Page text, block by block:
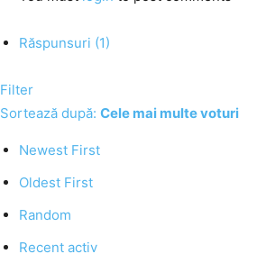
Răspunsuri (1)
Filter
Sortează după: Cele mai multe voturi
Newest First
Oldest First
Random
Recent activ